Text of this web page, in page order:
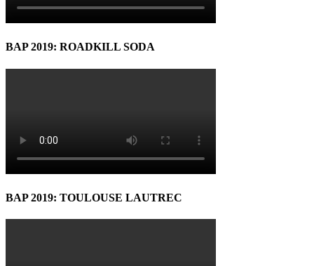
BAP 2019: ROADKILL SODA
BAP 2019: TOULOUSE LAUTREC